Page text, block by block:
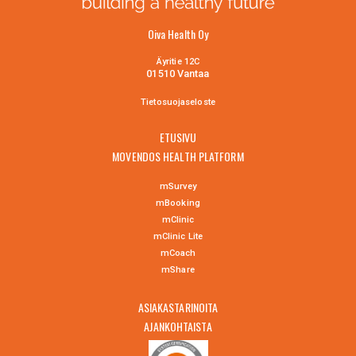
Oiva Health Oy
Äyritie 12C
01510 Vantaa
Tietosuojaselo ste
ETUSIVU
MOVENDOS HEALTH PLATFORM
mSurvey
mBooking
mClinic
mClinic Lite
mCoach
mShare
ASIAKASTARINOITA
AJANKOHTAISTA